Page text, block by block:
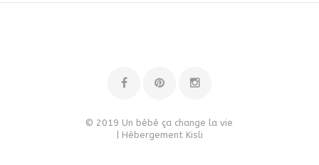
© 2019 Un bébé ça change la vie
| Hébergement Kisli